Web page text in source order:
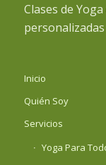
Clases de
Inicio
Quién Soy
Servicios
Yoga Para